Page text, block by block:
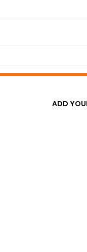
Washington
ADD